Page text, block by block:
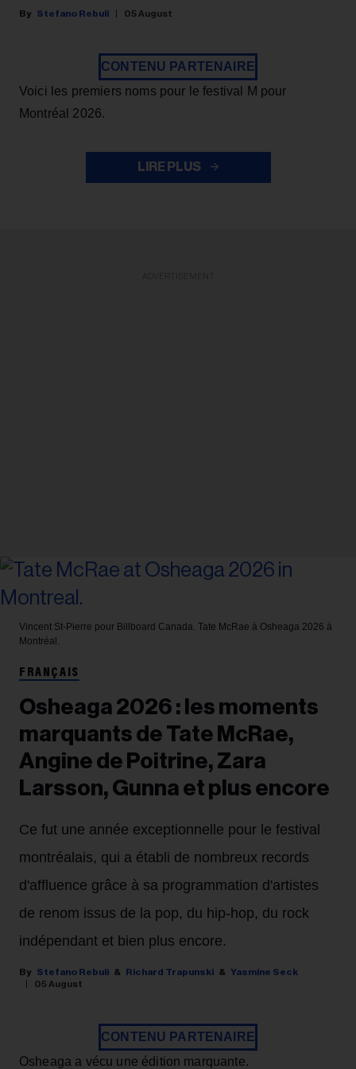
Stefano Rebuli 05 August
CONTENU PARTENAIRE
Voici les premiers noms pour le festival M pour
Montréal 2026.
LIRE PLUS
Vincent St-Pierre pour Billboard Canada. Tate McRae à Osheaga 2026 à
Montréal.
FRANÇAIS
Osheaga 2026 : les moments
marquants de Tate McRae,
Angine de Poitrine, Zara
Larsson, Gunna et plus encore
Ce fut une année exceptionnelle pour le festival
montréalais, qui a établi de nombreux records
d'affluence grâce à sa programmation d'artistes
de renom issus de la pop, du hip-hop, du rock
indépendant et bien plus encore.
Stefano Rebuli Richard Trapunski
Yasmine Seck
05 August
CONTENU PARTENAIRE
Osheaga a vécu une édition marquante.